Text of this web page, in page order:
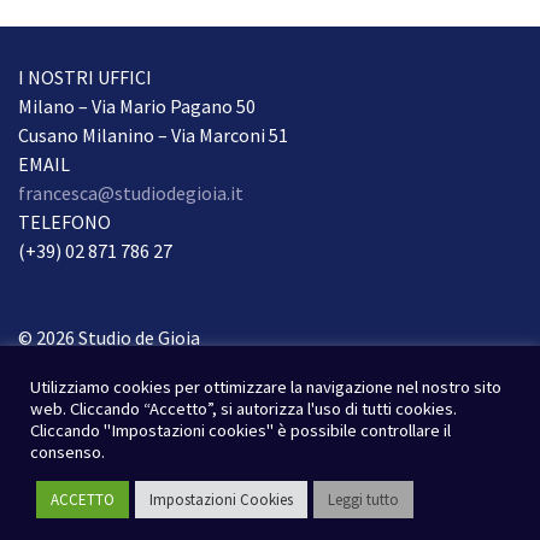
I NOSTRI UFFICI
Milano – Via Mario Pagano 50
Cusano Milanino – Via Marconi 51
EMAIL
francesca@studiodegioia.it
TELEFONO
(+39) 02 871 786 27
© 2026 Studio de Gioia
Condizioni Privacy
Webdesign & webdevelopment
Susad-design.com
PhotosUnsplash&Pixabay
Utilizziamo cookies per ottimizzare la navigazione nel nostro sito
web. Cliccando “Accetto”, si autorizza l'uso di tutti cookies.
Cliccando "Impostazioni cookies" è possibile controllare il
consenso.
ACCETTO Impostazioni Cookies Leggi tutto